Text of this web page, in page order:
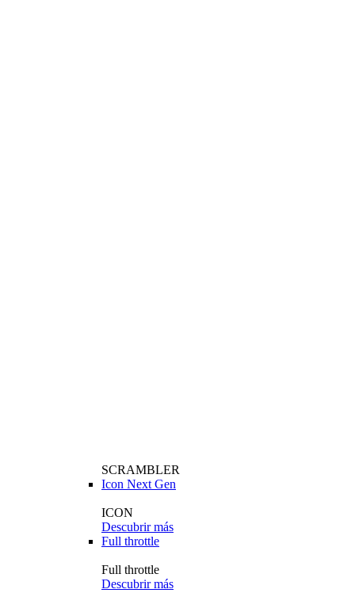
SCRAMBLER
Icon Next Gen
ICON
Descubrir más
Full throttle
Full throttle
Descubrir más